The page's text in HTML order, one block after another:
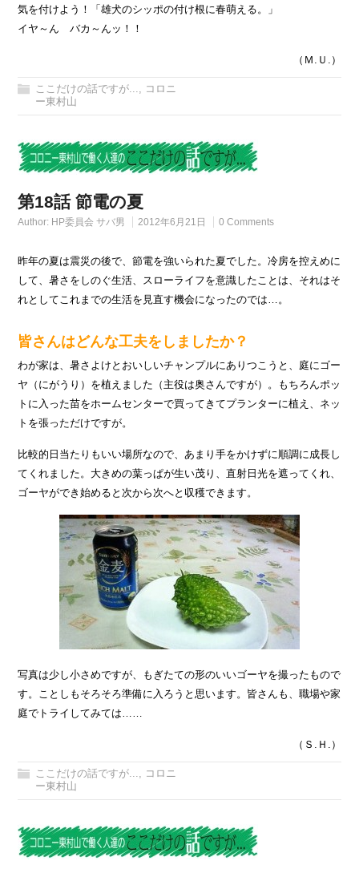
気を付けよう！「雄犬のシッポの付け根に春萌える。」
イヤ～ん バカ～んッ！！
（Ｍ.Ｕ.）
ここだけの話ですが...
コロニ
ー東村山
第18話 節電の夏
Author: HP委員会 サバ男 2012年6月21日 0 Comments
昨年の夏は震災の後で、節電を強いられた夏でした。冷房を控えめに
して、暑さをしのぐ生活、スローライフを意識したことは、それはそ
れとしてこれまでの生活を見直す機会になったのでは…。
皆さんはどんな工夫をしましたか？
わが家は、暑さよけとおいしいチャンプルにありつこうと、庭にゴー
ヤ（にがうり）を植えました（主役は奥さんですが）。もちろんポッ
トに入った苗をホームセンターで買ってきてプランターに植え、ネッ
トを張っただけですが。
比較的日当たりもいい場所なので、あまり手をかけずに順調に成長し
てくれました。大きめの葉っぱが生い茂り、直射日光を遮ってくれ、
ゴーヤができ始めると次から次へと収穫できます。
写真は少し小さめですが、もぎたての形のいいゴーヤを撮ったもので
す。ことしもそろそろ準備に入ろうと思います。皆さんも、職場や家
庭でトライしてみては……
（Ｓ.Ｈ.）
ここだけの話ですが...
コロニ
ー東村山